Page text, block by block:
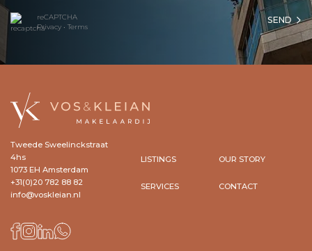
reCAPTCHA
Privacy • Terms
SEND
Tweede Sweelinckstraat
4hs
1073 EH Amsterdam
+31(0)20 782 88 82
info@voskleian.nl
LISTINGS
SERVICES
OUR STORY
CONTACT